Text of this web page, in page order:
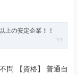
の安定企業！！
問 【資格】 普通自